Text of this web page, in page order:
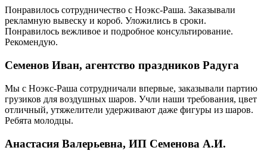
Понравилось сотрудничество с Ноэкс-Раша. Заказывали
рекламную вывеску и короб. Уложились в сроки.
Понравилось вежливое и подробное консультирование.
Рекомендую.
Семенов Иван, агентство праздников Радуга
Мы с Ноэкс-Раша сотрудничали впервые, заказывали партию
грузиков для воздушных шаров. Учли наши требования, цвет
отличный, утяжелители удерживают даже фигуры из шаров.
Ребята молодцы.
Анастасия Валерьевна, ИП Семенова А.И.